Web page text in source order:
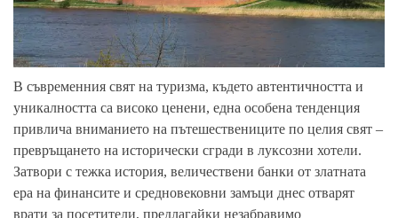
В съвременния свят на туризма, където автентичността и
уникалността са високо ценени, една особена тенденция
привлича вниманието на пътешествениците по целия свят –
превръщането на исторически сгради в луксозни хотели.
Затвори с тежка история, величествени банки от златната
ера на финансите и средновековни замъци днес отварят
врати за посетители, предлагайки незабравимо